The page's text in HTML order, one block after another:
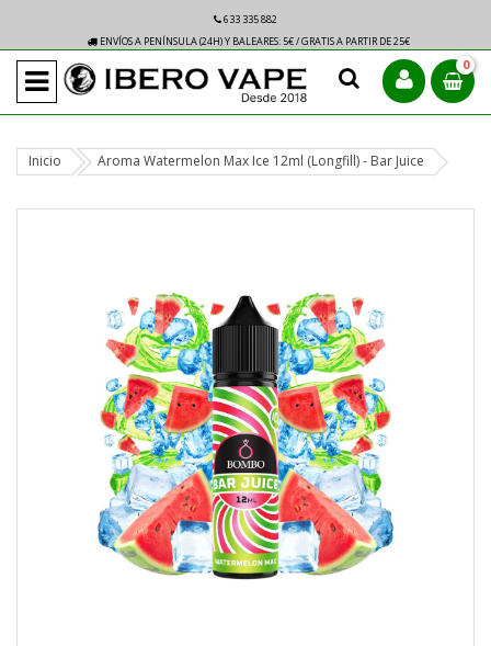
633 335 882
ENVÍOS A PENÍNSULA (24H) Y BALEARES: 5€ / GRATIS A PARTIR DE 25€
0
Inicio Aroma Watermelon Max Ice 12ml (Longfill) - Bar Juice